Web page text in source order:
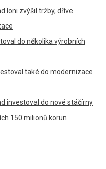
loni zvýšil tržby, dříve
do několika výrobních
také do modernizace
investoval do nové stáčírny
150 milionů korun